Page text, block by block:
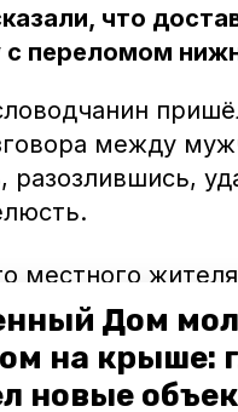
Дом
на крыше:
новые
что
переломом
между
разозлившись,
местного
в содеянном. В
возбудили
тяжести